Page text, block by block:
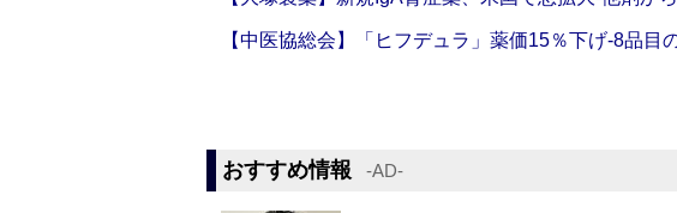
【中医協総会】「ヒフデュラ」薬価15％下げ‐8品目
おすすめ情報 ‐AD‐